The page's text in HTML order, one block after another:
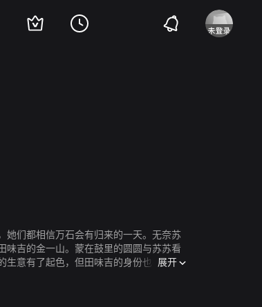
她们都相信万石会有归来的一天。无奈苏
味吉的金一山。蒙在鼓里的圆圆与苏苏看
生意有了起色，但田味吉的身份也被拆
展开